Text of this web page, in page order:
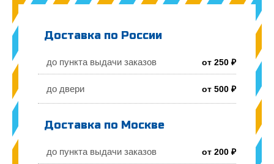
Доставка по России
до пункта выдачи заказов от 250 ₽
до двери от 500 ₽
Доставка по Москве
до пункта выдачи заказов от 200 ₽